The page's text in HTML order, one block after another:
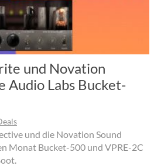
und Novation
Audio Labs Bucket-
und die Novation Sound
Monat Bucket-500 und VPRE-2C